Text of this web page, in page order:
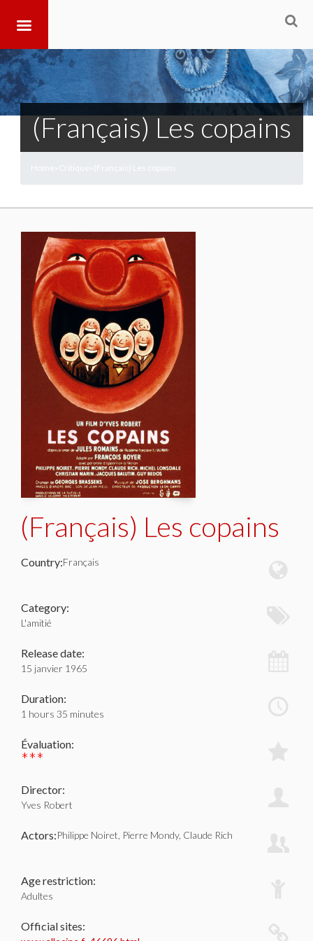
(Français) Les copains
(Français) Les copains
Country:Français
Category:
L'amitié
Release date:
15 janvier 1965
Duration:
1 hours 35 minutes
Évaluation:
***
Director:
Yves Robert
Actors:Philippe Noiret, Pierre Mondy, Claude Rich
Age restriction:
Adultes
Official sites: